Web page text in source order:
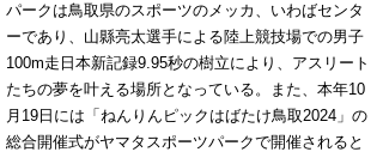
パークは鳥取県のスポーツのメッカ、いわばセンタ
ーであり、山縣亮太選手による陸上競技場での男子
100m走日本新記録9.95秒の樹立により、アスリート
たちの夢を叶える場所となっている。また、本年10
月19日には「ねんりんピックはばたけ鳥取2024」の
総合開催式がヤマタスポーツパークで開催されると